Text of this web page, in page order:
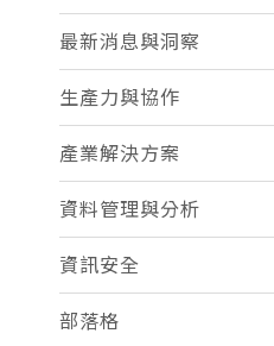
最新消息與洞察
生產力與協作
產業解決方案
資料管理與分析
資訊安全
部落格